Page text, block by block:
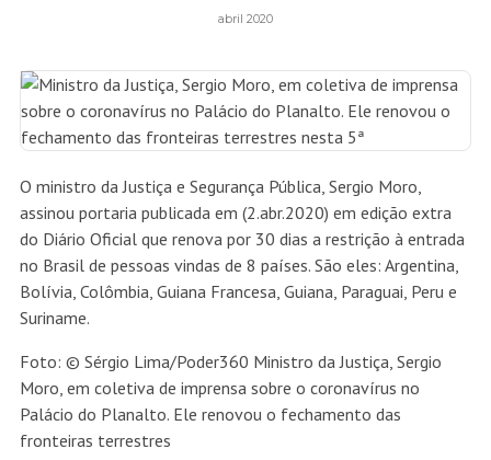
abril 2020
O ministro da Justiça e Segurança Pública, Sergio Moro,
assinou portaria publicada em (2.abr.2020) em edição extra
do Diário Oficial que renova por 30 dias a restrição à entrada
no Brasil de pessoas vindas de 8 países. São eles: Argentina,
Bolívia, Colômbia, Guiana Francesa, Guiana, Paraguai, Peru e
Suriname.
Foto: © Sérgio Lima/Poder360 Ministro da Justiça, Sergio
Moro, em coletiva de imprensa sobre o coronavírus no
Palácio do Planalto. Ele renovou o fechamento das
fronteiras terrestres